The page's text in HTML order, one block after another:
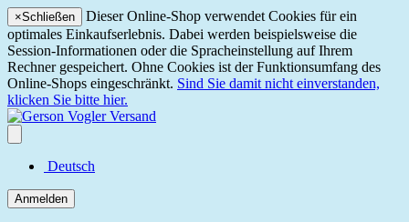
×Schließen
Dieser Online-Shop verwendet Cookies für ein
optimales Einkaufserlebnis. Dabei werden beispielsweise die
Session-Informationen oder die Spracheinstellung auf Ihrem
Rechner gespeichert. Ohne Cookies ist der Funktionsumfang des
Online-Shops eingeschränkt. Sind Sie damit nicht einverstanden,
klicken Sie bitte hier.
Deutsch
Anmelden